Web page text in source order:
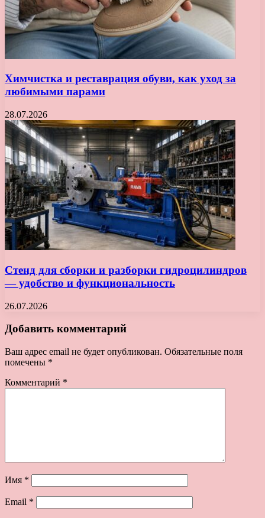
Химчистка и реставрация обуви, как уход за
любимыми парами
28.07.2026
Стенд для сборки и разборки гидроцилиндров
— удобство и функциональность
26.07.2026
Добавить комментарий
Ваш адрес email не будет опубликован. Обязательные поля
помечены *
Комментарий *
Имя *
Email *